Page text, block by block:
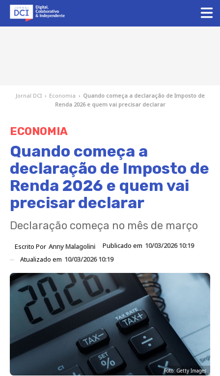
Jornal DCI › Economia › Quando começa a declaração de Imposto de
Renda 2026 e quem vai precisar declarar
ECONOMIA
Quando começa a
declaração de Imposto de
Renda 2026 e quem vai
precisar declarar
Declaração começa no mês de março
Escrito Por Anny Malagolini Publicado em 10/03/2026 10:19
Atualizado em 10/03/2026 10:19
Foto: Getty Images